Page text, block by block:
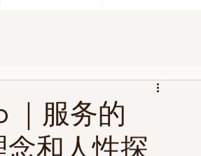
｜服务的
和人性探